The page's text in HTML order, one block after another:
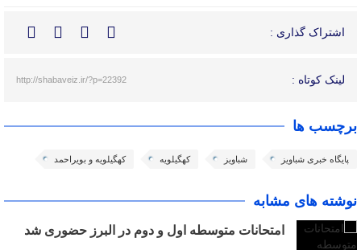
اشتراک گذاری :
لینک کوتاه : http://shabaveiz.ir/?p=22392
برچسب ها
پایگاه خبری شباویز شباویز کهگیلویه کهگیلویه و بویراحمد
نوشته های مشابه
امتحانات متوسطه اول و دوم در البرز حضوری شد